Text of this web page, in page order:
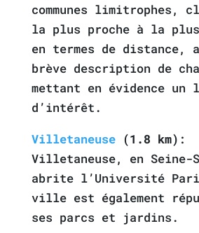
communes limitrophes,
la plus proche à la
en termes de distance,
brève description de
mettant en évidence un
d’intérêt.
Villetaneuse(1.8 km) :
Villetaneuse, en Seine-
abrite l’Université
ville est également
ses parcs et jardins.